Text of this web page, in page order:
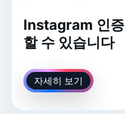
Instagram 인
할 수 있습니다
자세히 보기